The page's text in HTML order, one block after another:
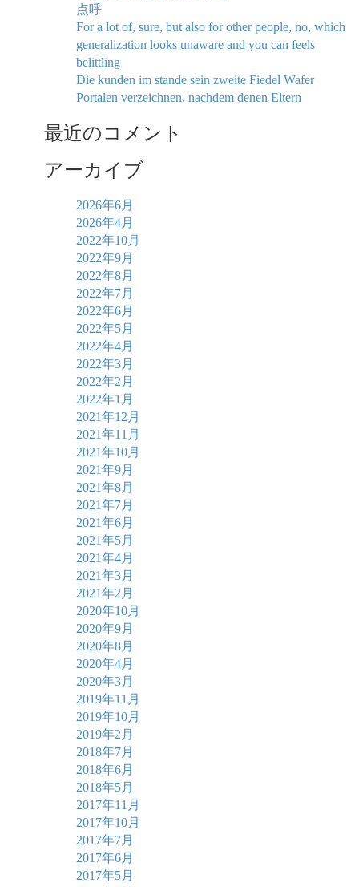
点呼
For a lot of, sure, but also for other people, no, which
generalization looks unaware and you can feels
belittling
Die kunden im stande sein zweite Fiedel Wafer
Portalen verzeichnen, nachdem denen Eltern
最近のコメント
アーカイブ
2026年6月
2026年4月
2022年10月
2022年9月
2022年8月
2022年7月
2022年6月
2022年5月
2022年4月
2022年3月
2022年2月
2022年1月
2021年12月
2021年11月
2021年10月
2021年9月
2021年8月
2021年7月
2021年6月
2021年5月
2021年4月
2021年3月
2021年2月
2020年10月
2020年9月
2020年8月
2020年4月
2020年3月
2019年11月
2019年10月
2019年2月
2018年7月
2018年6月
2018年5月
2017年11月
2017年10月
2017年7月
2017年6月
2017年5月